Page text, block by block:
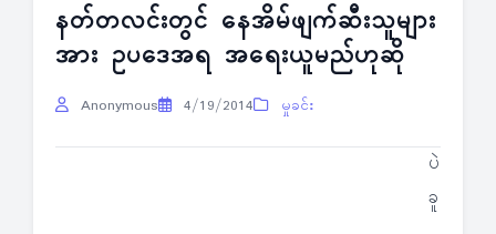
နတ်တလင်းတွင် နေအိမ်ဖျက်ဆီးသူများ
အား ဥပဒေအရ အရေးယူမည်ဟုဆို
Anonymous 4/19/2014 မှုခင်း
ပဲ
ခူ